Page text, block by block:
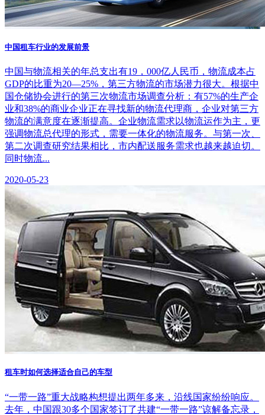
中国租车行业的发展前景
中国与物流相关的年总支出有19，000亿人民币，物流成本占
GDP的比重为20—25%，第三方物流的市场潜力很大。根据中
国仓储协会进行的第三次物流市场调查分析：有57%的生产企
业和38%的商业企业正在寻找新的物流代理商，企业对第三方
物流的满意度在逐渐提高。企业物流需求以物流运作为主，更
强调物流总代理的形式，需要一体化的物流服务。与第一次、
第二次调查研究结果相比，市内配送服务需求也越来越迫切。
同时物流...
2020-05-23
租车时如何选择适合自己的车型
“一带一路”重大战略构想提出两年多来，沿线国家纷纷响应。
去年，中国跟30多个国家签订了共建“一带一路”谅解备忘录，